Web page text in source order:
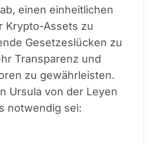
einen einheitlichen
Krypto-Assets zu
Gesetzeslücken zu
Transparenz und
zu gewährleisten.
Ursula von der Leyen
notwendig sei: